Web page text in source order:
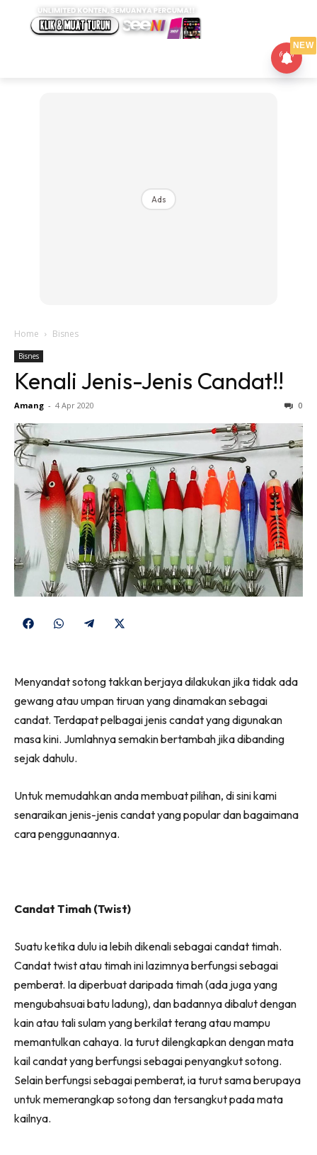
Ads
Home Bisnes
Bisnes
Kenali Jenis-Jenis Candat!!
Amang - 4 Apr 2020 0
Share
Share
Share
(Twitter)
Menyandat sotong takkan berjaya dilakukan jika tidak ada
gewang atau umpan tiruan yang dinamakan sebagai
candat. Terdapat pelbagai jenis candat yang digunakan
masa kini. Jumlahnya semakin bertambah jika dibanding
sejak dahulu.
Untuk memudahkan anda membuat pilihan, di sini kami
senaraikan jenis-jenis candat yang popular dan bagaimana
cara penggunaannya.
Candat Timah (Twist)
Suatu ketika dulu ia lebih dikenali sebagai candat timah.
Candat twist atau timah ini lazimnya berfungsi sebagai
pemberat. Ia diperbuat daripada timah (ada juga yang
mengubahsuai batu ladung), dan badannya dibalut dengan
kain atau tali sulam yang berkilat terang atau mampu
memantulkan cahaya. Ia turut dilengkapkan dengan mata
kail candat yang berfungsi sebagai penyangkut sotong.
Selain berfungsi sebagai pemberat, ia turut sama berupaya
untuk memerangkap sotong dan tersangkut pada mata
kailnya.
NEW